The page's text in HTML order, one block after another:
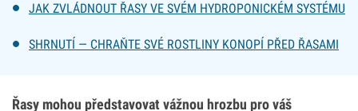
JAK ZVLÁDNOUT ŘASY VE SVÉM HYDROPONICKÉM SYSTÉMU
SHRNUTÍ — CHRAŇTE SVÉ ROSTLINY KONOPÍ PŘED ŘASAMI
Řasy mohou představovat vážnou hrozbu pro váš